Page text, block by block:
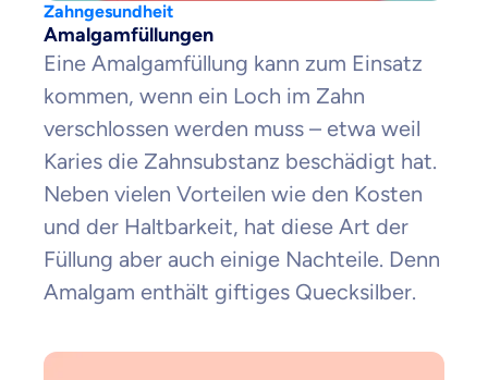
Zahngesundheit
Amalgamfüllungen
Eine Amalgamfüllung kann zum Einsatz
kommen, wenn ein Loch im Zahn
verschlossen werden muss – etwa weil
Karies die Zahnsubstanz beschädigt hat.
Neben vielen Vorteilen wie den Kosten
und der Haltbarkeit, hat diese Art der
Füllung aber auch einige Nachteile. Denn
Amalgam enthält giftiges Quecksilber.